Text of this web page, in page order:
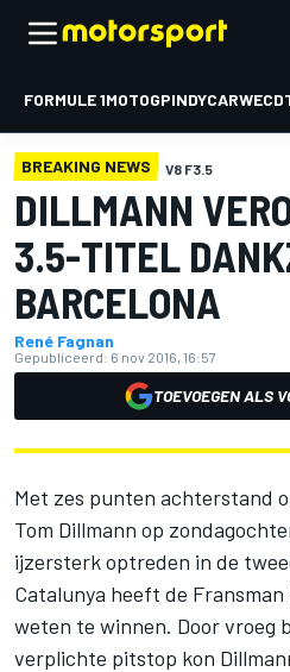
FORMULE 1MOTOGPINDYCARWEC
BREAKING NEWS V8 F3.5
DILLMANN
3.5-TITEL
BARCELONA
René Fagnan
Gepubliceerd: 6 nov 2016, 16:57
TOEVOEGEN ALS
Met zes punten achterstand
Tom Dillmann op
ijzersterk optreden in de
Catalunya heeft de
weten te winnen. Door vroeg
verplichte pitstop kon